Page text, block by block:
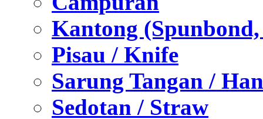
Kantong
Pisau / Knife
Sarung Tangan /
Sedotan / Straw